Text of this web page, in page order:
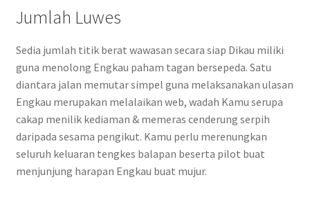
Jumlah Luwes
Sedia jumlah titik berat wawasan secara siap Dikau miliki
guna menolong Engkau paham tagan bersepeda. Satu
diantara jalan memutar simpel guna melaksanakan ulasan
Engkau merupakan melalaikan web, wadah Kamu serupa
cakap menilik kediaman & memeras cenderung serpih
daripada sesama pengikut. Kamu perlu merenungkan
seluruh keluaran tengkes balapan beserta pilot buat
menjunjung harapan Engkau buat mujur.